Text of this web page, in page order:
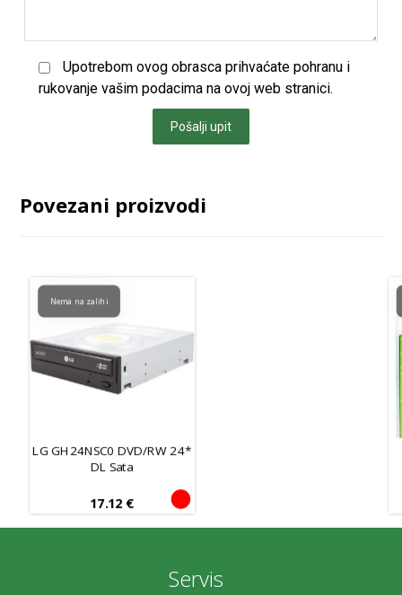
Upotrebom ovog obrasca prihvaćate pohranu i
rukovanje vašim podacima na ovoj web stranici.
Pošalji upit
Povezani proizvodi
LG GH24NSC0 DVD/RW 24*
DL Sata
17.12 €
Nema na zalihi
Servis